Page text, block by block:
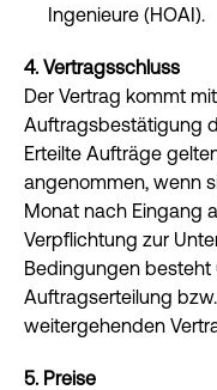
Ingenieure (HOAI).
4. Vertragsschluss
Der Vertrag kommt
Auftragsbestätigung
Erteilte Aufträge
angenommen, wenn
Monat nach Eingang
Verpflichtung zur
Bedingungen
Auftragserteilung
weitergehenden
5. Preise